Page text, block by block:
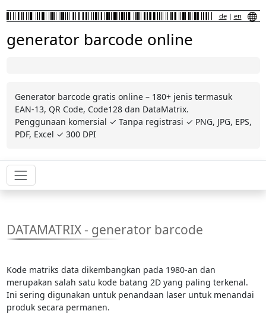
de| en
generator barcode online
Generator barcode gratis online – 180+ jenis termasuk
EAN-13, QR Code, Code128 dan DataMatrix.
Penggunaan komersial ✓ Tanpa registrasi ✓ PNG, JPG, EPS,
PDF, Excel ✓ 300 DPI
DATAMATRIX - generator barcode
Kode matriks data dikembangkan pada 1980-an dan
merupakan salah satu kode batang 2D yang paling terkenal.
Ini sering digunakan untuk penandaan laser untuk menandai
produk secara permanen.